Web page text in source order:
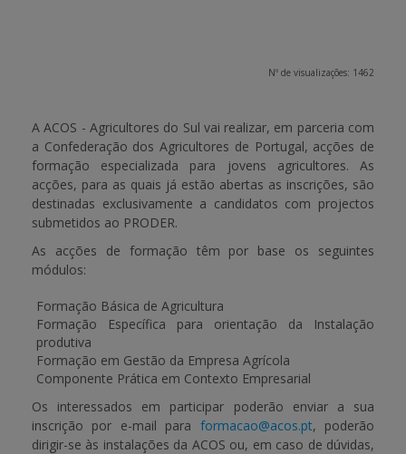
PAGAMENTOS
APOIO AO BENEFICIÁRIO
Entrar / Registar
Nº de visualizações: 1462
AACOS - Agricultores do Sul vai realizar, em parceria com
a Confederação dos Agricultores de Portugal, acções de
formação especializada para jovens agricultores. As
acções, para as quais já estão abertas as inscrições, são
destinadas exclusivamente a candidatos com projectos
submetidos ao PRODER.
As acções de formação têm por base os seguintes
módulos:
Formação Básica de Agricultura
Formação Específica para orientação da Instalação
produtiva
Formação em Gestão da Empresa Agrícola
Componente Prática em Contexto Empresarial
Os interessados em participar poderão enviar a sua
inscrição por e-mail para formacao@acos.pt, poderão
dirigir-se às instalações da ACOS ou, em caso de dúvidas,